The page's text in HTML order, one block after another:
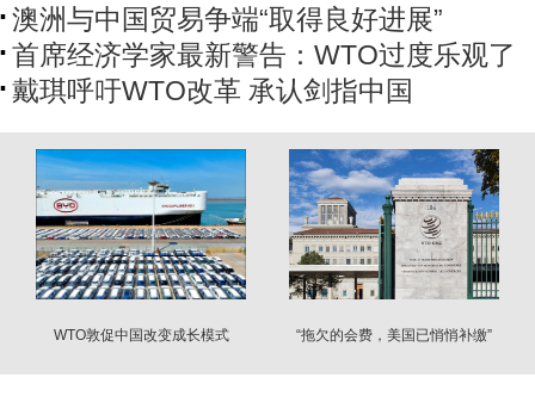
澳洲与中国贸易争端“取得良好进展”
首席经济学家最新警告：WTO过度乐观了
戴琪呼吁WTO改革 承认剑指中国
WTO敦促中国改变成长模式 “拖欠的会费，美国已悄悄补缴”